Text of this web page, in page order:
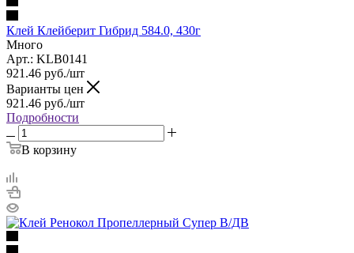
Клей Клейберит Гибрид 584.0, 430г
Много
Арт.: KLB0141
921.46 руб./шт
Варианты цен
921.46 руб./шт
Подробности
В корзину